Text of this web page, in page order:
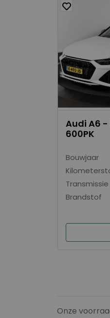
Audi A6 -
600PK
Bouwjaar
Transmissie
Brandstof
Onze